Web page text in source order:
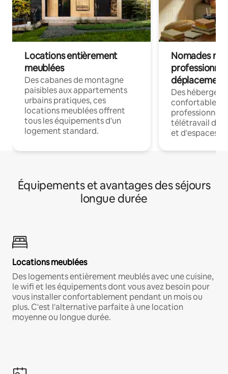
Locations entièrement
meublées
Des cabanes de montagne
paisibles aux appartements
urbains pratiques, ces
locations meublées offrent
tous les équipements d'un
logement standard.
Nomades
déplacement
Des
confortables
professionnels
télétravail
et d'espaces
Équipements et avantages des séjours
longue durée
Locations meublées
Des logements entièrement meublés avec une cuisine,
le wifi et les équipements dont vous avez besoin pour
vous installer confortablement pendant un mois ou
plus. C'est l'alternative parfaite à une location
moyenne ou longue durée.